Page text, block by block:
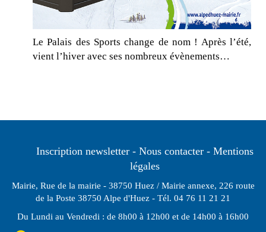
Le Palais des Sports change de nom ! Après l’été,
vient l’hiver avec ses nombreux évènements…
Inscription newsletter Nous contacter
Mentions
légales
Mairie, Rue de la mairie - 38750 Huez / Mairie annexe, 226 route
de la Poste 38750 Alpe d'Huez - Tél. 04 76 11 21 21
Du Lundi au Vendredi : de 8h00 à 12h00 et de 14h00 à 16h00